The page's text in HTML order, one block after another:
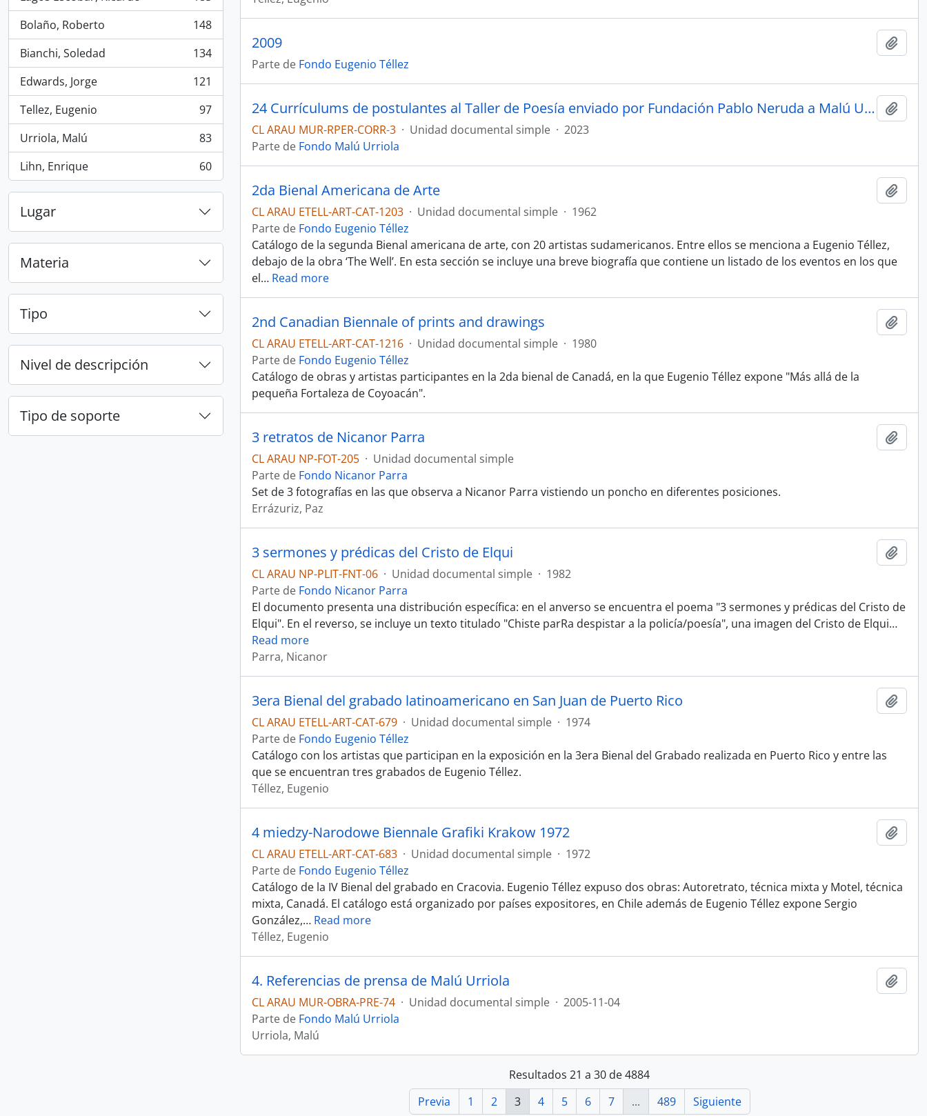
, 185 resultados
Bolaño, Roberto
, 148 resultados
148
Bianchi, Soledad
, 134 resultados
134
Edwards, Jorge
, 121 resultados
121
Tellez, Eugenio
, 97 resultados
97
Urriola, Malú
, 83 resultados
83
Lihn, Enrique
, 60 resultados 60
Lugar
Materia
Tipo
Nivel de descripción
Tipo de soporte
2009
Parte de Fondo Eugenio Téllez
24 Currículums de postulantes al Taller de Poesía enviado por Fundación Pablo Neruda a Malú Urriola
CL ARAU MUR-RPER-CORR-3 · Unidad documental simple · 2023
Parte de Fondo Malú Urriola
2da Bienal Americana de Arte
CL ARAU ETELL-ART-CAT-1203 · Unidad documental simple · 1962
Parte de Fondo Eugenio Téllez
Catálogo de la segunda Bienal americana de arte, con 20 artistas sudamericanos. Entre ellos se menciona a Eugenio Téllez,
debajo de la obra ‘The Well’. En esta sección se incluye una breve biografía que contiene un listado de los eventos en los que
el… Read more
2nd Canadian Biennale of prints and drawings
CL ARAU ETELL-ART-CAT-1216 · Unidad documental simple · 1980
Parte de Fondo Eugenio Téllez
Catálogo de obras y artistas participantes en la 2da bienal de Canadá, en la que Eugenio Téllez expone "Más allá de la
pequeña Fortaleza de Coyoacán".
3 retratos de Nicanor Parra
CL ARAU NP-FOT-205 · Unidad documental simple
Parte de Fondo Nicanor Parra
Set de 3 fotografías en las que observa a Nicanor Parra vistiendo un poncho en diferentes posiciones.
Errázuriz, Paz
3 sermones y prédicas del Cristo de Elqui
CL ARAU NP-PLIT-FNT-06 · Unidad documental simple · 1982
Parte de Fondo Nicanor Parra
El documento presenta una distribución específica: en el anverso se encuentra el poema "3 sermones y prédicas del Cristo de
Elqui". En el reverso, se incluye un texto titulado "Chiste parRa despistar a la policía/poesía", una imagen del Cristo de Elqui…
Read more
Parra, Nicanor
3era Bienal del grabado latinoamericano en San Juan de Puerto Rico
CL ARAU ETELL-ART-CAT-679 · Unidad documental simple · 1974
Parte de Fondo Eugenio Téllez
Catálogo con los artistas que participan en la exposición en la 3era Bienal del Grabado realizada en Puerto Rico y entre las
que se encuentran tres grabados de Eugenio Téllez.
Téllez, Eugenio
4 miedzy-Narodowe Biennale Grafiki Krakow 1972
CL ARAU ETELL-ART-CAT-683 · Unidad documental simple · 1972
Parte de Fondo Eugenio Téllez
Catálogo de la IV Bienal del grabado en Cracovia. Eugenio Téllez expuso dos obras: Autoretrato, técnica mixta y Motel, técnica
mixta, Canadá. El catálogo está organizado por países expositores, en Chile además de Eugenio Téllez expone Sergio
González,… Read more
Téllez, Eugenio
4. Referencias de prensa de Malú Urriola
CL ARAU MUR-OBRA-PRE-74 · Unidad documental simple · 2005-11-04
Parte de Fondo Malú Urriola
Urriola, Malú
Resultados 21 a 30 de 4884
Previa
1 2 3 4 5 6 7 ... 489 Siguiente